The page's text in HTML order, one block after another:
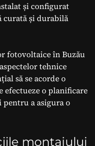
și configurat
curată și durabilă
fotovoltaice în Buzău
tehnice
să se acorde o
efectueze o planificare
pentru a asigura o
montajului